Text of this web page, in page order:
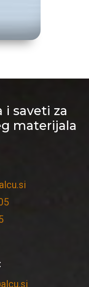
i saveti za
materijala